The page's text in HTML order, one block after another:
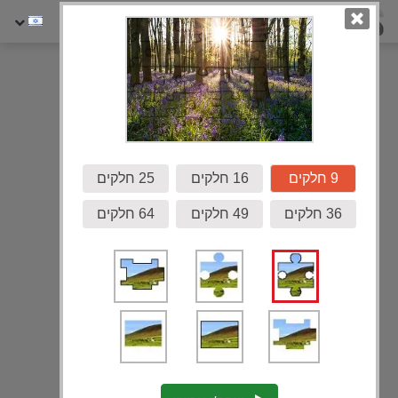
גלריה
9 חלקים 16 חלקים 25 חלקים
36 חלקים 49 חלקים 64 חלקים